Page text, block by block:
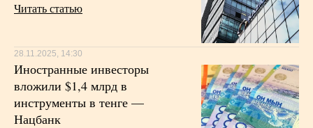
Читать статью
28.11.2025, 14:30
Иностранные инвесторы
вложили $1,4 млрд в
инструменты в тенге —
Нацбанк